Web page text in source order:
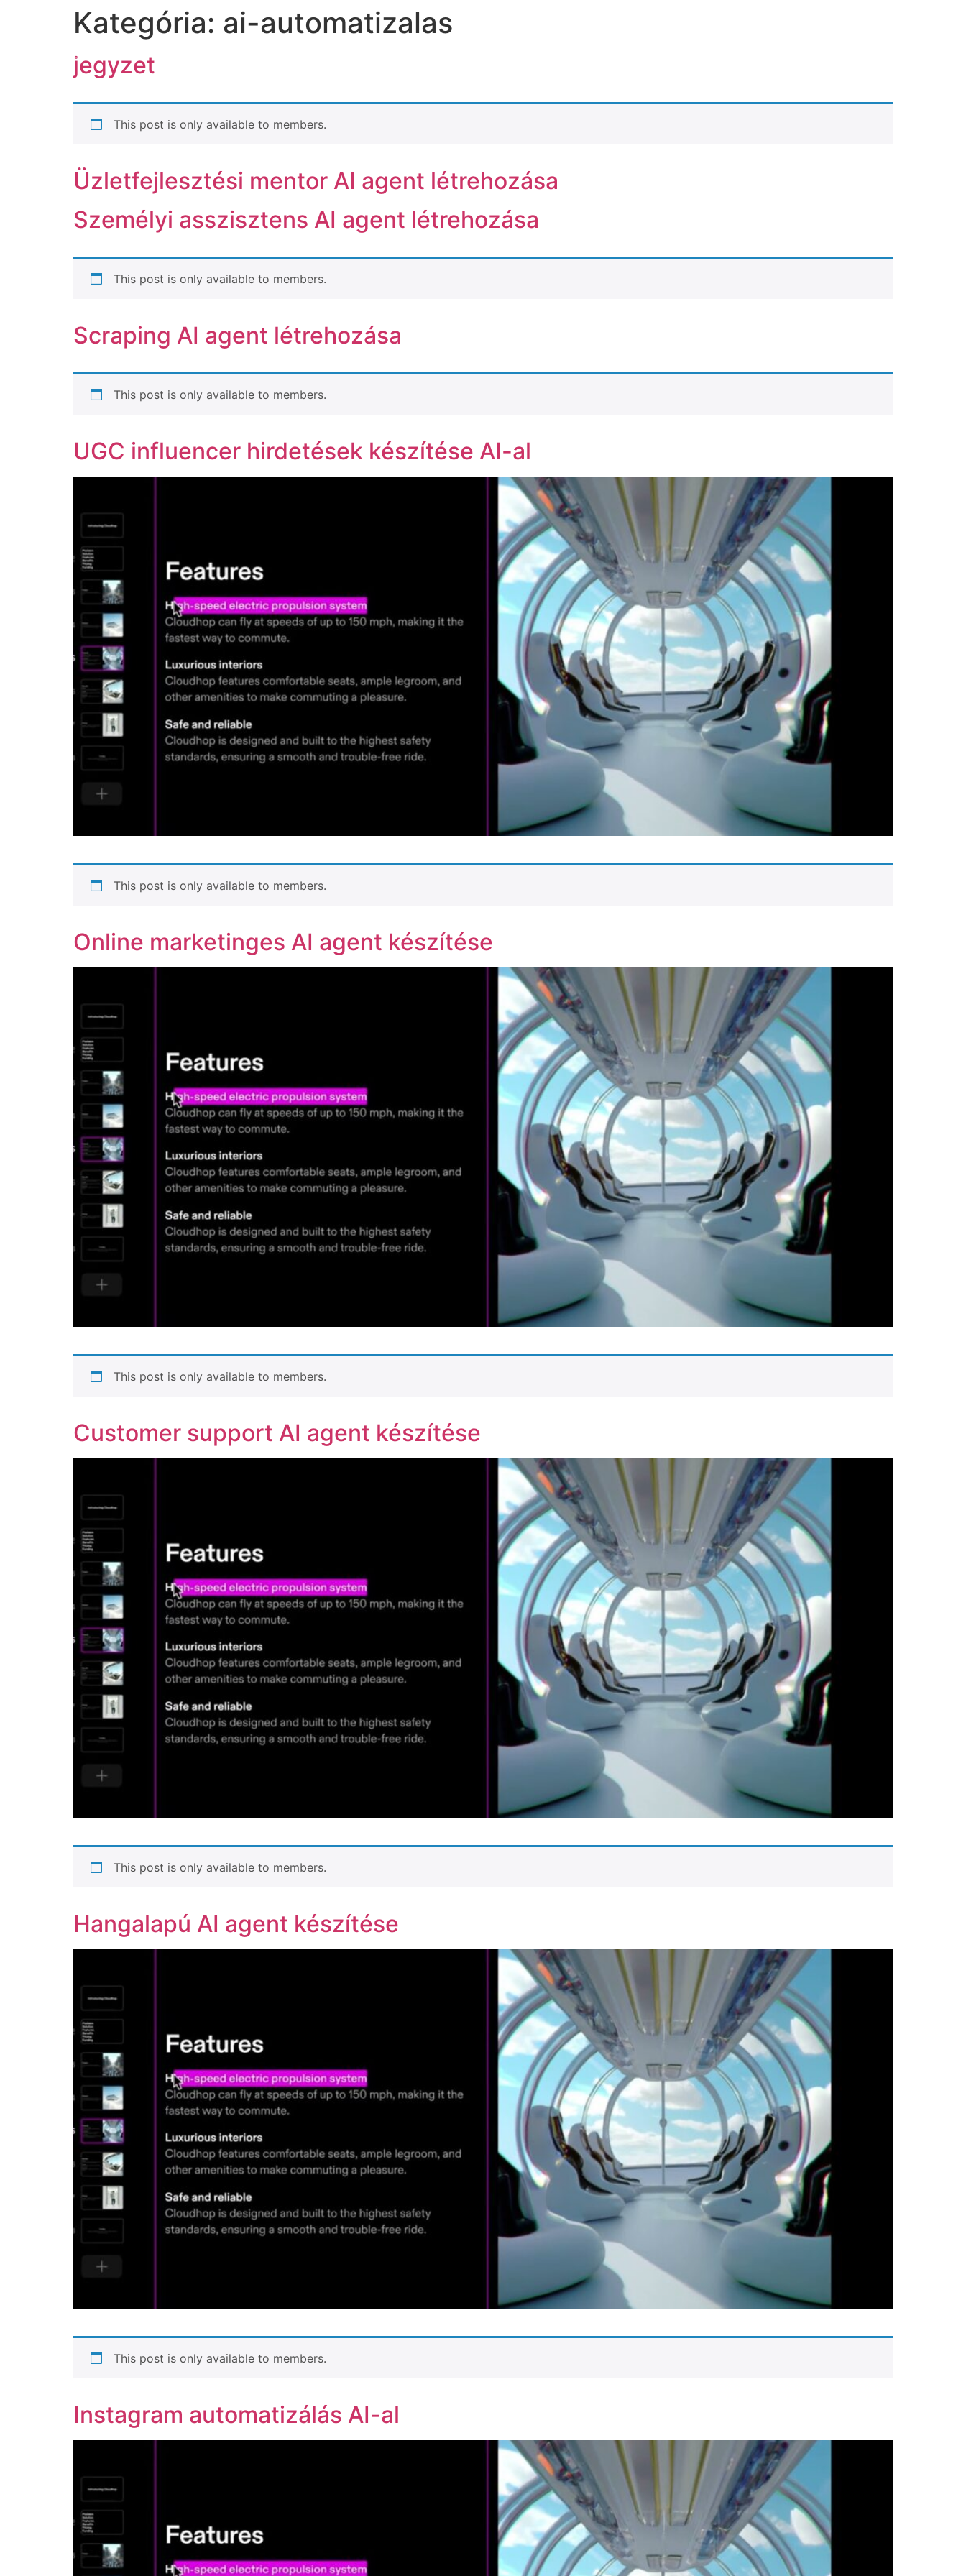
Kategória: ai-automatizalas
jegyzet
This post is only available to members.
Üzletfejlesztési mentor AI agent létrehozása
Személyi asszisztens AI agent létrehozása
This post is only available to members.
Scraping AI agent létrehozása
This post is only available to members.
UGC influencer hirdetések készítése AI-al
This post is only available to members.
Online marketinges AI agent készítése
This post is only available to members.
Customer support AI agent készítése
This post is only available to members.
Hangalapú AI agent készítése
This post is only available to members.
Instagram automatizálás AI-al